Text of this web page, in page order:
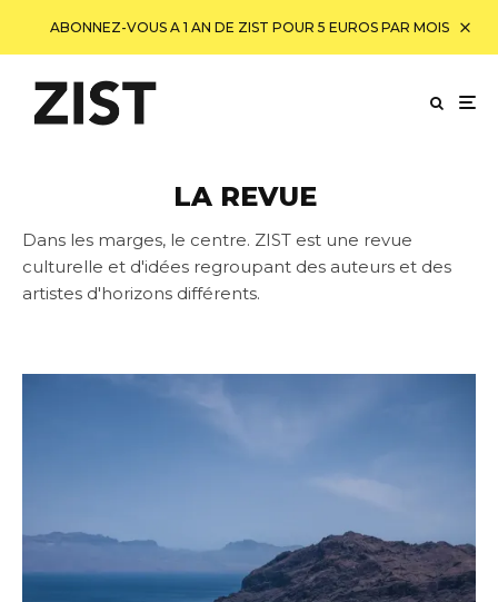
ABONNEZ-VOUS A 1 AN DE ZIST POUR 5 EUROS PAR MOIS
LA REVUE
Dans les marges, le centre. ZIST est une revue
culturelle et d'idées regroupant des auteurs et des
artistes d'horizons différents.